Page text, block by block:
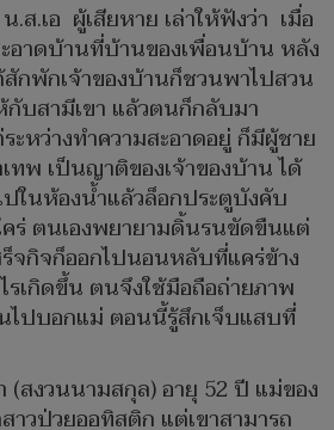
.ส.เอ ผู้เสียหาย เล่าให้ฟังว่า เมื่อ
อาดบ้านที่บ้านของเพื่อนบ้าน หลัง
สักพักเจ้าของบ้านก็ชวนพาไปสวน
กับสามีเขา แล้วตนก็กลับมา
ะหว่างทำความสะอาดอยู่ ก็มีผู้ชาย
ทพ เป็นญาติของเจ้าของบ้าน ได้
ปในห้องน้ำแล้วล็อกประตูบังคับ
คร่ ตนเองพยายามดิ้นรนขัดขืนแต่
ร็จกิจก็ออกไปนอนหลับที่แคร่ข้าง
รเกิดขึ้น ตนจึงใช้มือถือถ่ายภาพ
นไปบอกแม่ ตอนนี้รู้สึกเจ็บแสบที่
สงวนนามสกุล) อายุ 52 ปี แม่ของ
าวป่วยออทิสติก แต่เขาสามารถ